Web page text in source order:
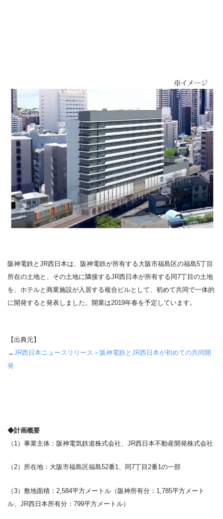
阪神電鉄と JR西日本は、阪神電鉄が所有する大阪市福島区の福島5丁目
所在の土地と、その土地に隣接するJR西日本が所有する同7丁目の土地
を、ホテルと商業施設が入居する複合ビルとして、初めて共同で一体的
に開発すると発表しました。開業は2019年春を予定しています。
【出典元】
→JR西日本ニュースリリース＞阪神電鉄と JR西日本が初めての共同開
発
◆計画概要
（ 1 ）事業主体：阪神電気鉄道株式会社、 JR西日本不動産開発株式会社
（2）所在地：大阪市福島区福島52番1、同7丁目 2番1の一部
（3）敷地面積： 2,584平方メートル（阪神所有分： 1,785平方メート
ル、 JR西日本所有分： 799平方メートル）